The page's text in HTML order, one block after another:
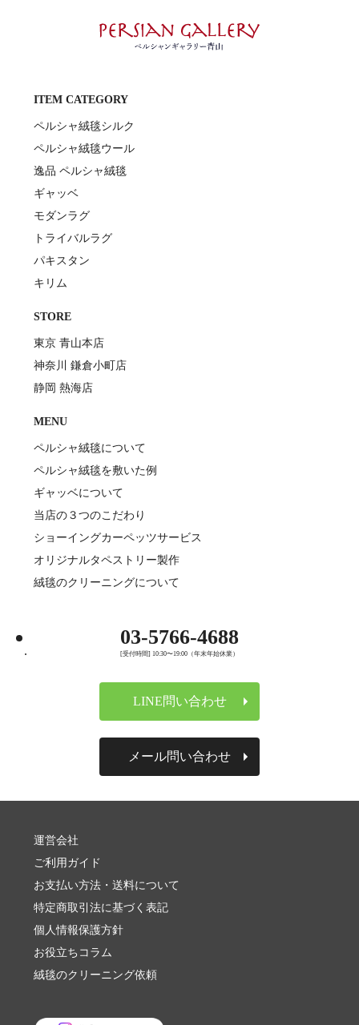
ITEM CATEGORY
ペルシャ絨毯シルク
ペルシャ絨毯ウール
逸品 ペルシャ絨毯
ギャッベ
モダンラグ
トライバルラグ
パキスタン
キリム
STORE
東京 青山本店
神奈川 鎌倉小町店
静岡 熱海店
MENU
ペルシャ絨毯について
ペルシャ絨毯を敷いた例
ギャッベについて
当店の３つのこだわり
ショーイングカーペッツサービス
オリジナルタペストリー製作
絨毯のクリーニングについて
03-5766-4688
[受付時間] 10:30〜19:00（年末年始休業）
LINE問い合わせ
メール問い合わせ
運営会社
ご利用ガイド
お支払い方法・送料について
特定商取引法に基づく表記
個人情報保護方針
お役立ちコラム
絨毯のクリーニング依頼